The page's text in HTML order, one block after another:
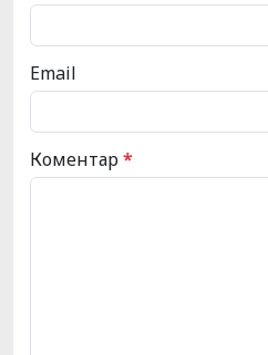
Email
Коментар*